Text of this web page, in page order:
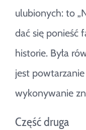
ulubionych: to
dać się ponieść
historie. Była
jest powtarzanie
wykonywanie
Część druga